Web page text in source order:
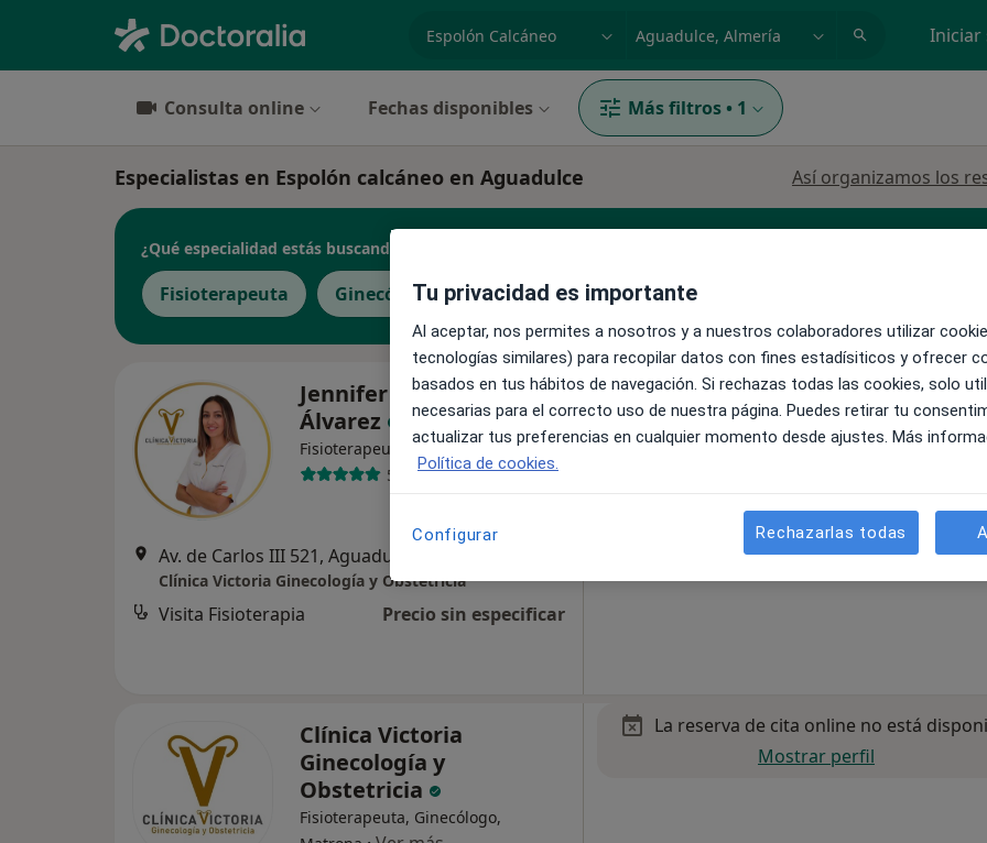
especialidad, enfermedad o nombre Iniciar
Consulta online Fechas disponibles Más filtros • 1
Especialistas en Espolón calcáneo en Aguadulce Así organizamos los
¿Qué especialidad estás buscando?
Fisioterapeuta Ginecólogo Matrona Especialista en Medicina Regenerativa
Jennifer González
Álvarez
Fisioterapeuta ·Ver más
59 opiniones
Av. de Carlos III 521, Aguadulce
Clínica Victoria Ginecología y Obstetricia
Visita Fisioterapia Precio sin especificar
La reserva de cita online no está
Pedir una cita
Clínica Victoria
Ginecología y
Obstetricia
Fisioterapeuta, Ginecólogo,
La reserva de cita online no está
Mostrar perfil
Tu privacidad es importante
Al aceptar, nos permites a nosotros y a nuestros colaboradores utilizar
tecnologías similares) para recopilar datos con fines estadísiticos y ofrecer
basados en tus hábitos de navegación. Si rechazas todas las cookies, solo
necesarias para el correcto uso de nuestra página. Puedes retirar tu
actualizar tus preferencias en cualquier momento desde ajustes. Más
Política de cookies.
Configurar Rechazarlas todas